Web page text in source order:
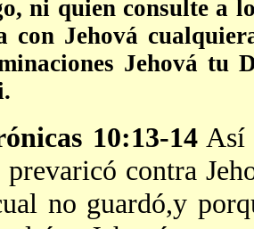
ni quien consulte a
con Jehová
Jehová tu
10:13-14Así
prevaricó contra
no guardó,y